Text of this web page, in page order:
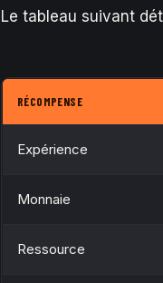
Le tableau suivant
RÉCOMPENSE
Expérience
Monnaie
Ressource